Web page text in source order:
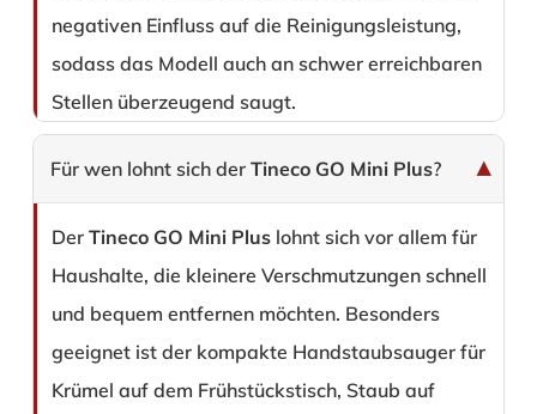
negativen Einfluss auf die Reinigungsleistung,
sodass das Modell auch an schwer erreichbaren
Stellen überzeugend saugt.
Für wen lohnt sich der Tineco GO Mini Plus?
Der Tineco GO Mini Pluslohnt sich vor allem für
Haushalte, die kleinere Verschmutzungen schnell
und bequem entfernen möchten. Besonders
geeignet ist der kompakte Handstaubsauger für
Krümel auf dem Frühstückstisch, Staub auf